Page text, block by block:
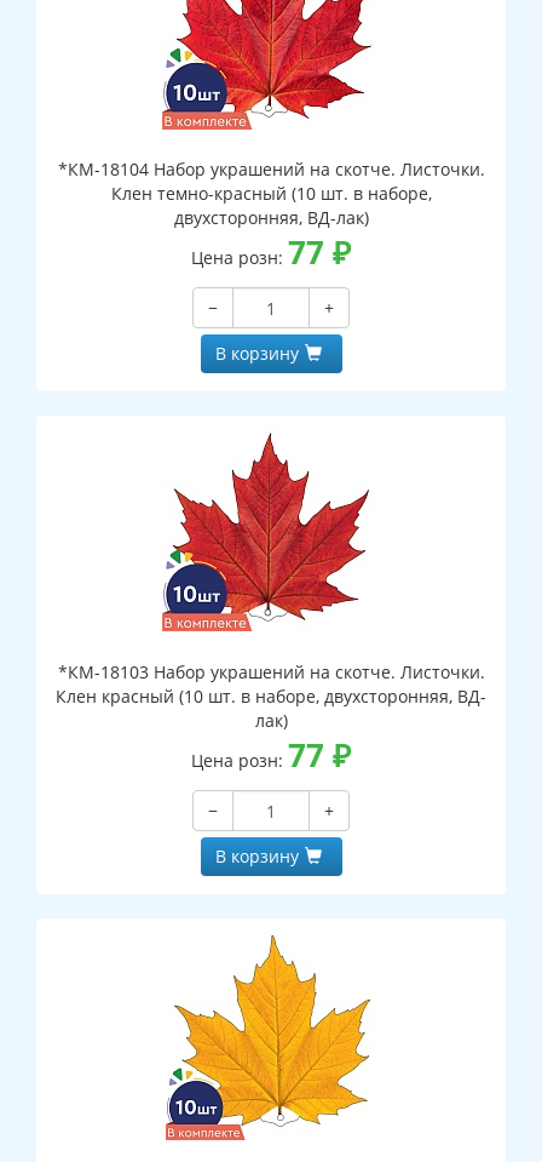
*КМ-18104 Набор украшений на скотче. Листочки.
Клен темно-красный (10 шт. в наборе,
двухсторонняя, ВД-лак)
Цена розн: 77 ₽
−
+
В корзину
*КМ-18103 Набор украшений на скотче. Листочки.
Клен красный (10 шт. в наборе, двухсторонняя, ВД-
лак)
Цена розн: 77 ₽
−
+
В корзину